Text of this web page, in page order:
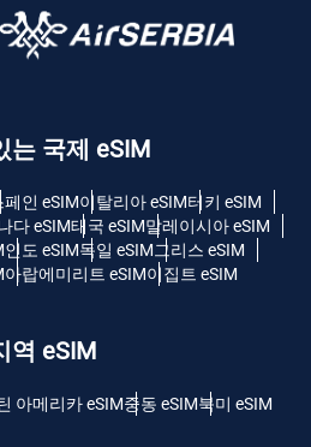
는 국제 eSIM
페인 eSIM이탈리아 eSIM터키 eSIM
다 eSIM태국 eSIM말레이시아 eSIM
인도 eSIM독일 eSIM그리스 eSIM
아랍에미리트 eSIM이집트 eSIM
역 eSIM
아메리카 eSIM중동 eSIM북미 eSIM